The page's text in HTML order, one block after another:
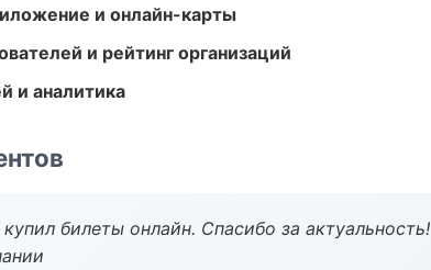
и онлайн-карты
и рейтинг организаций
и аналитика
билеты онлайн. Спасибо за актуальность!